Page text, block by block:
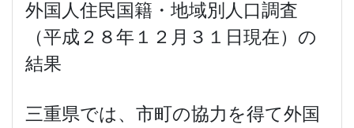
外国人住民国籍・地域別人口調査
（平成２８年１２月３１日現在）の
結果
三重県では、市町の協力を得て外国